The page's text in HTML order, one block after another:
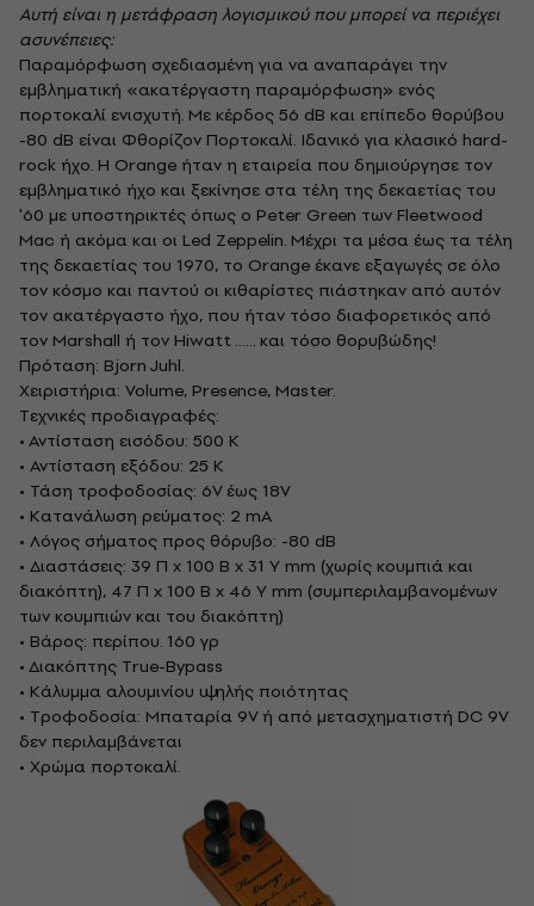
Αυτή είναι η μετάφραση λογισμικού που μπορεί να περιέχει
ασυνέπειες:
Παραμόρφωση σχεδιασμένη για να αναπαράγει την
εμβληματική «ακατέργαστη παραμόρφωση» ενός
πορτοκαλί ενισχυτή. Με κέρδος 56 dB και επίπεδο θορύβου
-80 dB είναι Φθορίζον Πορτοκαλί. Ιδανικό για κλασικό hard-
rock ήχο. Η Orange ήταν η εταιρεία που δημιούργησε τον
εμβληματικό ήχο και ξεκίνησε στα τέλη της δεκαετίας του
'60 με υποστηρικτές όπως ο Peter Green των Fleetwood
Mac ή ακόμα και οι Led Zeppelin. Μέχρι τα μέσα έως τα τέλη
της δεκαετίας του 1970, το Orange έκανε εξαγωγές σε όλο
τον κόσμο και παντού οι κιθαρίστες πιάστηκαν από αυτόν
τον ακατέργαστο ήχο, που ήταν τόσο διαφορετικός από
τον Marshall ή τον Hiwatt ...... και τόσο θορυβώδης!
Πρόταση: Bjorn Juhl.
Χειριστήρια: Volume, Presence, Master.
Τεχνικές προδιαγραφές:
• Αντίσταση εισόδου: 500 K
• Αντίσταση εξόδου: 25 K
• Τάση τροφοδοσίας: 6V έως 18V
• Κατανάλωση ρεύματος: 2 mA
• Λόγος σήματος προς θόρυβο: -80 dB
• Διαστάσεις: 39 Π x 100 Β x 31 Υ mm (χωρίς κουμπιά και
διακόπτη), 47 Π x 100 Β x 46 Υ mm (συμπεριλαμβανομένων
των κουμπιών και του διακόπτη)
• Βάρος: περίπου. 160 γρ
• Διακόπτης True-Bypass
• Κάλυμμα αλουμινίου υψηλής ποιότητας
• Τροφοδοσία: Μπαταρία 9V ή από μετασχηματιστή DC 9V
δεν περιλαμβάνεται
• Χρώμα πορτοκαλί.